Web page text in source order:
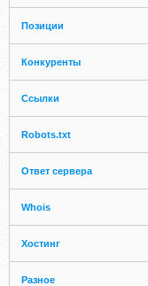
Позиции
Конкуренты
Ссылки
Robots.txt
Ответ сервера
Whois
Хостинг
Разное